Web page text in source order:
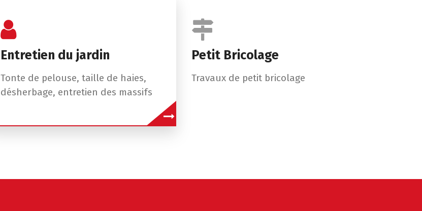
Entretien du jardin
Tonte de pelouse, taille de haies,
désherbage, entretien des massifs
Petit Bricolage
Travaux de petit bricolage